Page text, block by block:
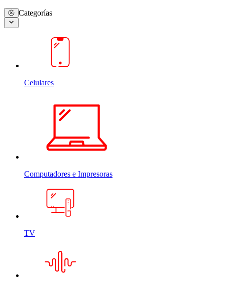
Categorías
Celulares
Computadores e Impresoras
TV